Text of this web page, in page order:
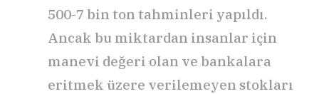
500-7 bin ton tahminleri yapıldı.
Ancak bu miktardan insanlar için
manevi değeri olan ve bankalara
eritmek üzere verilemeyen stokları